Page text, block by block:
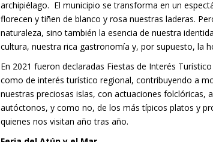
archipiélago. El municipio se transforma en un
florecen y tiñen de blanco y rosa nuestras laderas.
naturaleza, sino también la esencia de nuestra
cultura, nuestra rica gastronomía y, por supuesto, la
En 2021 fueron declaradas Fiestas de Interés
como de interés turístico regional, contribuyendo a
nuestras preciosas islas, con actuaciones folclóricas,
autóctonos, y como no, de los más típicos platos y
quienes nos visitan año tras año.